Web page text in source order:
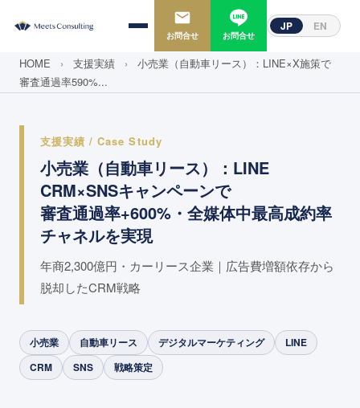
お問合せ お問合せ
JP EN
HOME › 支援実績 ›
小売業（自動車リース）：LINE×X施策で
審査通過率590%...
支援実績 / Case Study
小売業（自動車リース）：LINE
CRM×SNSキャンペーンで
審査通過率+600%・全媒体中最高成約率
チャネルを実現
年商2,300億円・カーリース企業｜広告費増額依存から
脱却したCRM戦略
小売業 自動車リース デジタルマーケティング
LINE
CRM
SNS 戦略策定